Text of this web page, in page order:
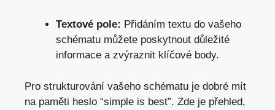
Textové pole: Přidáním textu do vašeho‌
schématu ‌můžete poskytnout důležité⁣
informace a zvýraznit ‌klíčové body.
Pro strukturování vašeho schématu je dobré‍ mít
na paměti heslo “simple is best”. Zde je přehled,